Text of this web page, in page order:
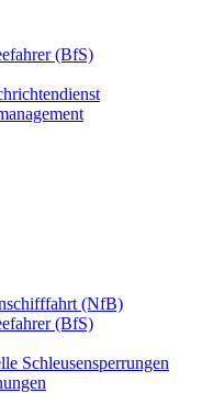
(BfS)
(NfB)
(BfS)
Schleusensperrungen